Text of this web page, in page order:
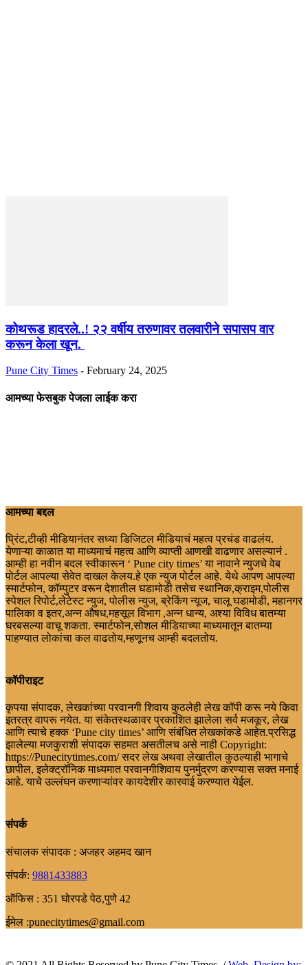
कोथरूड हादरले..! २२ वर्षीय तरुणावर तलवारीने सपासप वार
करून केला खून.
Pune City Times - February 24, 2025
आमच्या फेसबुक पेजला लाईक करा
आमच्या बद्दल
प्रिंट,टीव्ही मीडियानंतर सध्या डिजिटल मीडियाचं महत्व प्रचंड वाढलंय.
येणाऱ्या काळात या माध्यमाचं महत्व आणि व्याप्ती आणखी वाढणार असल्यानं .
आम्ही हा नवीन बदल स्वीकारून ‘ Pune city times’ या नावाने न्युजचे वेब
पोर्टल आपल्या सेवेत दाखल केलय.हे एक न्युज पोर्टल आहे. येथे आपण आपल्या
स्मार्टफोन, कॉम्पुटर वरून देशातील घडामोडी तसेच स्थानिक,क्राइम,पोलीस
स्पेशल रिपोर्ट,लेटेस्ट न्युज, पोलीस न्युज, ब्रेकिंग न्यूज, चालू घडामोडी, महानगर
पालिका व इतर,अन्न औषध,महसूल विभाग ,अन्न धान्य, अश्या विविध बातम्या
घरबसल्या वाचू शकता. स्मार्टफोन,सोशल मीडियाच्या माध्यमातून बातम्या
पाहण्यात लोकांचा कल वाढतोय,म्हणूनच आम्ही बदलतोय.
कॉपीराइट
कृपया संपादक, लेखकांच्या परवानगी शिवाय कुठलेही लेख कॉपी करू नये किवा
इतरत्र वापरू नयेत. या संकेतस्थळावर प्रकाशित झालेला सर्व मजकूर, लेख
आणि त्याचे हक्क ‘Pune city times’ आणि संबंधित लेखकांकडे आहेत.प्रसिद्ध
झालेल्या मजकुराशी संपादक सहमत असतीलच असे नाही Copyright:
https://Punecitytimes.com/ सदर लेख अथवा लेखातील कुठल्याही भागाचे
छापील, इलेक्ट्रॉनिक माध्यमात परवानगीशिवाय पुनर्मुद्रण करण्यास सक्त मनाई
आहे. याचे उल्लंघन करणाऱ्यांवर कायदेशीर कारवाई करण्यात येईल.
संपर्क
संचालक संपादक : अजहर अहमद खान
संपर्क: 9881433883
ऑफिस : 351 घोरपडे पेठ,पुणे 42
ईमेल :punecitytimes@gmail.com